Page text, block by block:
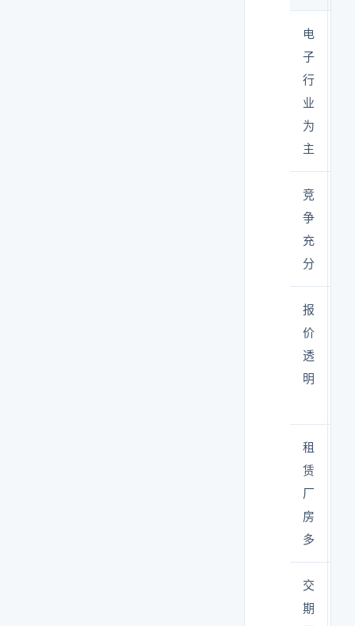
电
子
行
业
为
主
竞
争
充
分
报
价
透
明
租
赁
厂
房
多
交
期